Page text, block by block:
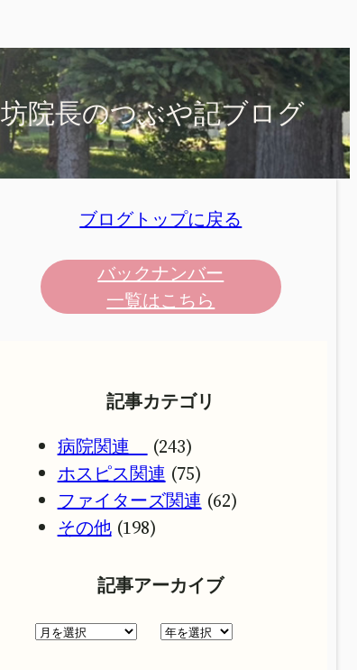
坊院長のつぶや記ブログ
ブログトップに戻る
バックナンバー
一覧はこちら
記事カテゴリ
病院関連
(243)
ホスピス関連 (75)
ファイターズ関連 (62)
その他(198)
記事アーカイブ
ア
ア